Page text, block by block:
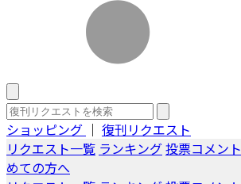
ショッピング ｜ 復刊リクエスト
リクエスト一覧 ランキング投票コメント
めての方へ